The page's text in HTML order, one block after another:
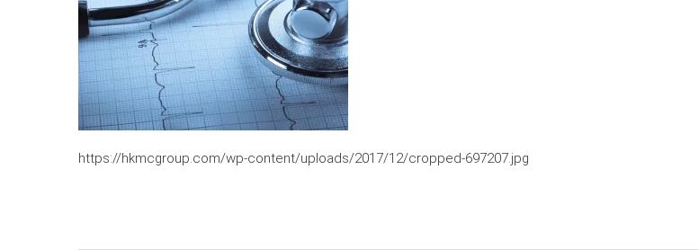
https://hkmcgroup.com/wp-content/uploads/2017/12/cropped-697207.jpg